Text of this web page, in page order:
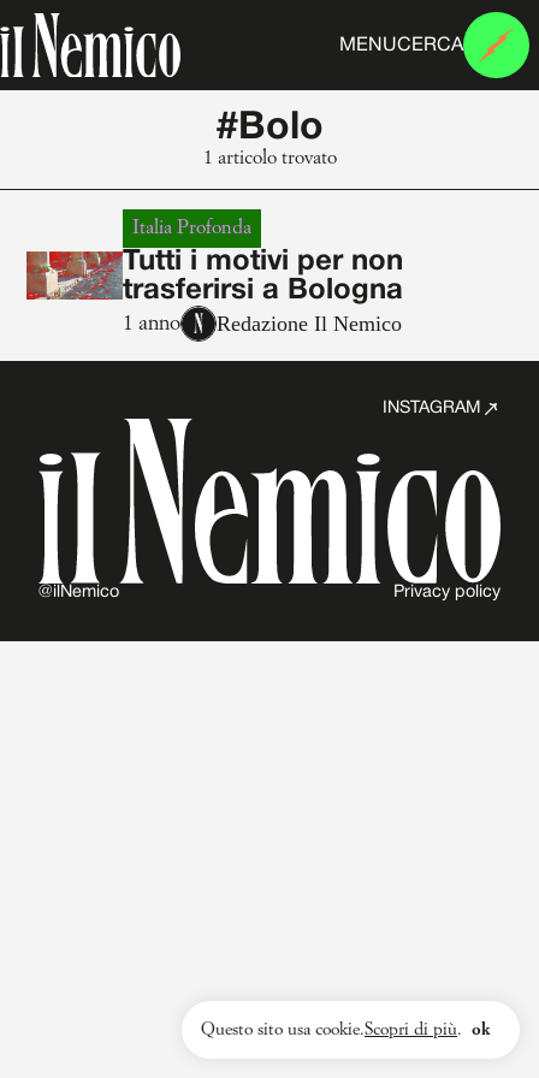
MENUCERCA
#Bolo
1 articolo trovato
Italia Profonda
Tutti i motivi per non
trasferirsi a Bologna
1 anno Redazione Il Nemico
INSTAGRAM
@ilNemico Privacy policy
Questo sito usa cookie.Scopri di più. ok